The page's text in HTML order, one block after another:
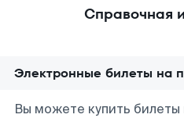
Справочная
Электронные билеты на
Вы можете купить билеты